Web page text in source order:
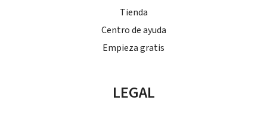
Tienda
Centro de ayuda
Empieza gratis
LEGAL